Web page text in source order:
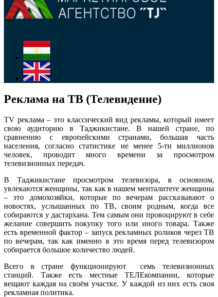
Реклама на ТВ (Телевидение)
TV реклама – это классический вид рекламы, который имеет
свою аудиторию в Таджикистане. В нашей стране, по
сравнению с европейскими странами, большая часть
населения, согласно статистике не менее 5-ти миллионов
человек, проводит много времени за просмотром
телевизионных передач.
В Таджикистане просмотром телевизора, в основном,
увлекаются женщины, так как в нашем менталитете женщины
– это домохозяйки, которые по вечерам рассказывают о
новостях, услышанных по ТВ, своим родным, когда все
собираются у дастархана. Тем самым они провоцируют в себе
желание совершить покупку того или иного товара. Также
есть временной фактор – запуск рекламных роликов через ТВ
по вечерам, так как именно в это время перед телевизором
собирается большое количество людей.
Всего в стране функционируют семь телевизионных
станций. Также есть местные ТЕЛЕкомпании, которые
вещают каждая на своём участке. У каждой из них есть своя
рекламная политика.